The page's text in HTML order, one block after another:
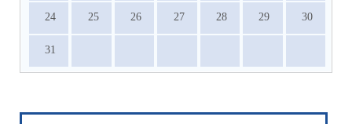
24 25 26 27 28 29 30
31